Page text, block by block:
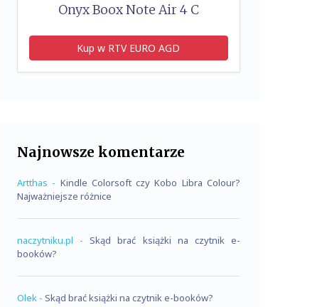
Onyx Boox Note Air 4 C
Kup w RTV EURO AGD
Najnowsze komentarze
Artthas - Kindle Colorsoft czy Kobo Libra Colour?
Najważniejsze różnice
naczytniku.pl - Skąd brać książki na czytnik e-
booków?
Olek - Skąd brać książki na czytnik e-booków?